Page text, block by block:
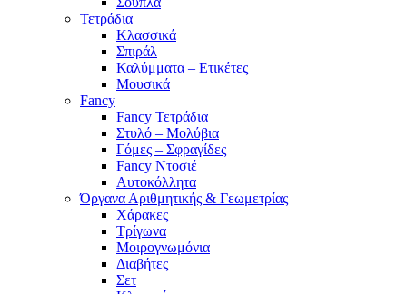
Τετράδια
Κλασσικά
Σπιράλ
Καλύμματα – Ετικέτες
Μουσικά
Fancy
Fancy Τετράδια
Στυλό – Μολύβια
Γόμες – Σφραγίδες
Fancy Ντοσιέ
Αυτοκόλλητα
Όργανα Αριθμητικής & Γεωμετρίας
Χάρακες
Τρίγωνα
Mοιρογνωμόνια
Διαβήτες
Σετ